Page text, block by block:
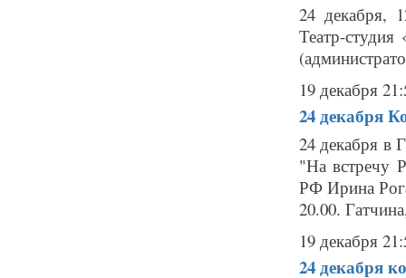
24 декабря,
Театр-
19 декабря
24 декабря
24 декабря в
"На встречу
РФ Ирина
20.00.
19 декабря
24 декабря